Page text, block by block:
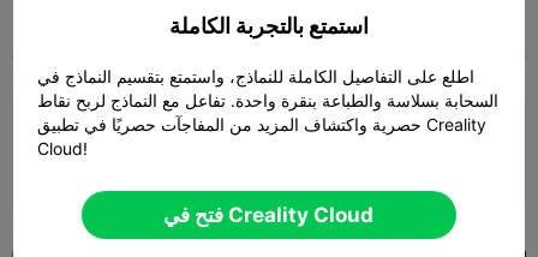
0.2mm layer, 3 walls, 15% infill

استمتع بالتجربة الكاملة
اطلع على التفاصيل الكاملة للنماذج، واستمتع بتقسيم النماذج في
السحابة بسلاسة والطباعة بنقرة واحدة. تفاعل مع النماذج لربح نقاط
حصرية واكتشاف المزيد من المفاجآت حصريًا في تطبيق Creality
Cloud!
فتح في Creality Cloud